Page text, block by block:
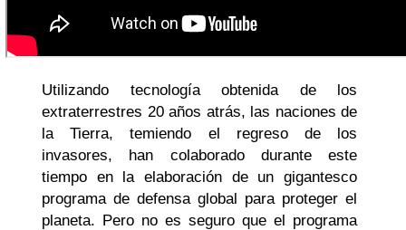
Utilizando tecnología obtenida de los
extraterrestres 20 años atrás, las naciones de
la Tierra, temiendo el regreso de los
invasores, han colaborado durante este
tiempo en la elaboración de un gigantesco
programa de defensa global para proteger el
planeta. Pero no es seguro que el programa